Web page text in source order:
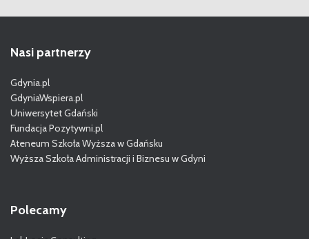
Nasi partnerzy
Gdynia.pl
GdyniaWspiera.pl
Uniwersytet Gdański
Fundacja Pozytywni.pl
Ateneum Szkoła Wyższa w Gdańsku
Wyższa Szkoła Administracji i Biznesu w Gdyni
Polecamy